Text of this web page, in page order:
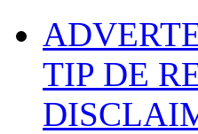
TIP DE